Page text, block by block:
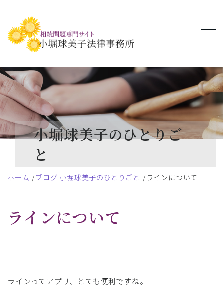
小堀球美子のひとりご
と
ホーム ブログ 小堀球美子のひとりごと ラインについて
ラインについて
ラインってアプリ、とても便利ですね。